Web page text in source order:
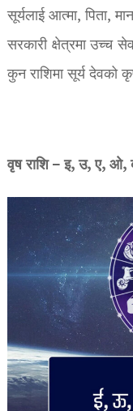
सूर्यलाई आत्मा, पिता,
सरकारी क्षेत्रमा उच्च
कुन राशिमा सूर्य देवको
वृष राशि – इ, उ, ए,